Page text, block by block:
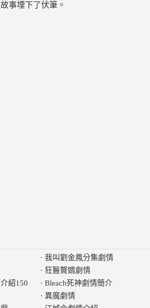
事埋下了伏筆。
紹150
· 我叫劉金鳳分集劇情
· 狂醫贅婿劇情
· Bleach死神劇情簡介
· 異魔劇情